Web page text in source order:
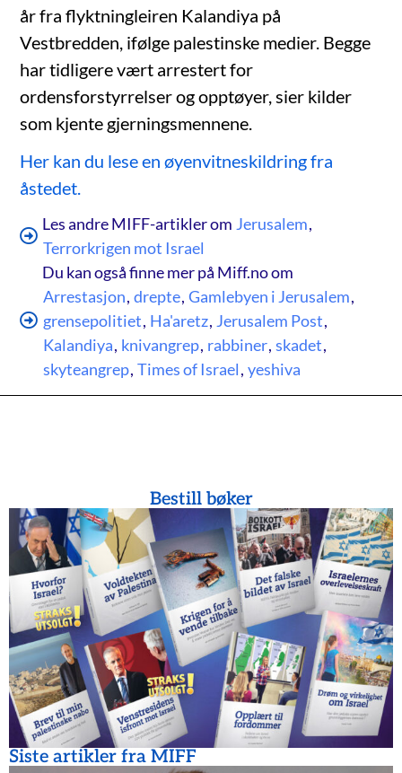
år fra flyktningleiren Kalandiya på
Vestbredden, ifølge palestinske medier. Begge
har tidligere vært arrestert for
ordensforstyrrelser og opptøyer, sier kilder
som kjente gjerningsmennene.
Her kan du lese en øyenvitneskildring fra
åstedet.
Les andre MIFF-artikler om Jerusalem,
Terrorkrigen mot Israel
Du kan også finne mer på Miff.no om
Arrestasjon, drepte, Gamlebyen i Jerusalem,
grensepolitiet, Ha'aretz, Jerusalem Post,
Kalandiya, knivangrep, rabbiner, skadet,
skyteangrep, Times of Israel, yeshiva
Bestill bøker
Siste artikler fra MIFF